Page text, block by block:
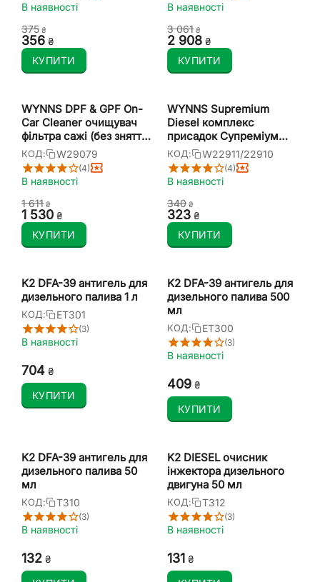
В наявності
‍356‍ ₴
‍375‍ ₴
КУПИТИ
В наявності
2 908 ₴
3 061 ₴
КУПИТИ
WYNNS DPF & GPF On-
Car Cleaner очищувач
фільтра сажі (без зняття)
500 мл
КОД: W29079
(4)
В наявності
1 530 ₴
1 611 ₴
КУПИТИ
WYNNS Supremium
Diesel комплекс
присадок Супреміум
для покращення якості
дизеля 250 мл
КОД: W22911/22910
(4)
В наявності
‍323‍ ₴
‍340‍ ₴
КУПИТИ
K2 DFA-39 антигель для
дизельного палива 1 л
КОД: ET301
(3)
В наявності
‍704‍ ₴
КУПИТИ
K2 DFA-39 антигель для
дизельного палива 500
мл
КОД: ET300
(3)
В наявності
‍409‍ ₴
КУПИТИ
K2 DFA-39 антигель для
дизельного палива 50
мл
КОД: T310
(3)
В наявності
‍132‍ ₴
K2 DIESEL очисник
інжектора дизельного
двигуна 50 мл
КОД: T312
(3)
В наявності
‍131‍ ₴